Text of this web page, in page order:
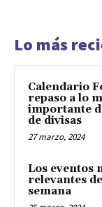
Lo más
Calendario
repaso a lo
importante
de divisas
27 marzo, 2024
Los eventos
relevantes
semana